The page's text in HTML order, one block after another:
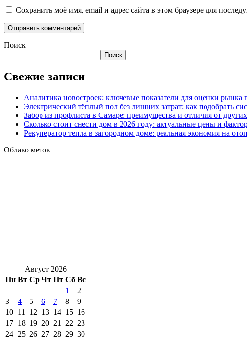
Сохранить моё имя, email и адрес сайта в этом браузере для
Поиск
Поиск
Свежие записи
Аналитика новостроек: ключевые показатели для оценки рынка
Электрический тёплый пол без лишних затрат: как подобрать
Забор из профлиста в Самаре: преимущества и отличия от
Сколько стоит снести дом в 2026 году: актуальные цены и
Рекуператор тепла в загородном доме: реальная экономия на
Облако меток
Август 2026
Пн Вт Ср Чт Пт Сб Вс
1
2
3
4 5 6 7 8
9
10 11 12 13 14 15 16
17 18 19 20 21 22 23
24 25 26 27 28 29 30